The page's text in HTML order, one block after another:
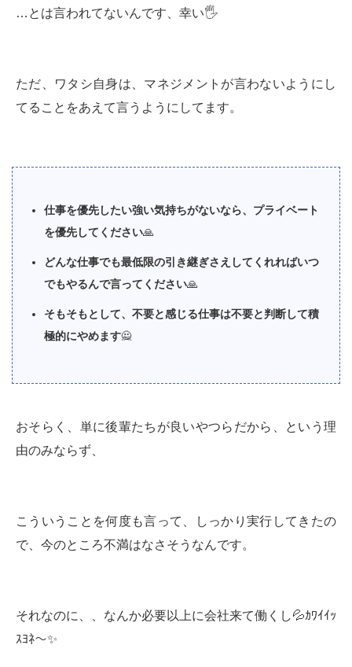
…とは言われてないんです、幸い🖐️
ただ、ワタシ自身は、マネジメントが言わないようにし
てることをあえて言うようにしてます。
仕事を優先したい強い気持ちがないなら、プライベート
を優先してください🙏
どんな仕事でも最低限の引き継ぎさえしてくれればいつ
でもやるんで言ってください🙏
そもそもとして、不要と感じる仕事は不要と判断して積
極的にやめます🙅
おそらく、単に後輩たちが良いやつらだから、という理
由のみならず、
こういうことを何度も言って、しっかり実行してきたの
で、今のところ不満はなさそうなんです。
それなのに、、なんか必要以上に会社来て働くし💦ｶﾜｲｲｯ
ｽﾖﾈ〜✨